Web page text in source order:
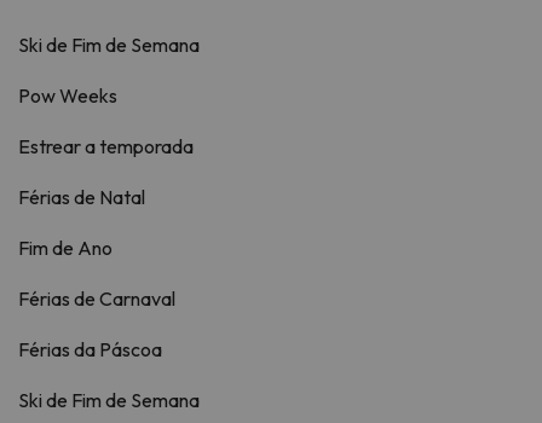
Ski de Fim de Semana
Pow Weeks
Estrear a temporada
Férias de Natal
Fim de Ano
Férias de Carnaval
Férias da Páscoa
Ski de Fim de Semana